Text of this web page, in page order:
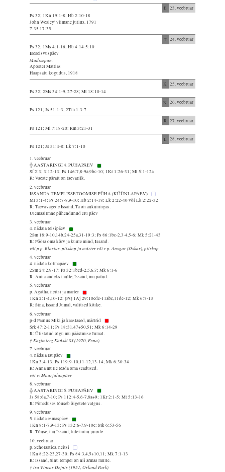
E 23. veebruar
Ps 32; 1Kn 19:1-8; Hb 2:10-18
John Wesley' viimane jutlus, 1791
7:35 17:35
T 24. veebruar
Ps 32; 1Ms 4:1-16; Hb 4:14-5:10
Iseseisvuspäev
Madisepäev
Apostel Mattias
Haapsalu kogudus, 1918
K 25. veebruar
Ps 32; 2Ms 34:1-9, 27-28; Mt 18:10-14
N 26. veebruar
Ps 121; Js 51:1-3; 2Tm 1:3-7
R 27. veebruar
Ps 121; Mi 7:18-20; Rm 3:21-31
L
28. veebruar
Ps 121; Js 51:4-8; Lk 7:1-10
1. veebruar
╬ AASTARINGI 4. PÜHAPÄEV
Sf 2:3; 3:12-13; Ps 146:7,8-9a,9bc-10; 1Kr 1:26-31; Mt 5:1-12a
R: Vaeste päralt on taevariik.
2. veebruar
ISSANDA TEMPLISSETOOMISE PÜHA (KÜÜNLAPÄEV)
Ml 3:1-4; Ps 24:7-8,9-10; Hb 2:14-18; Lk 2:22-40 või Lk 2:22-32
R: Taevavägede Issand, Ta on aukuningas.
Ülemaailmne pühendunud elu päev
3. veebruar
4. nädala teisipäev
2Sm 18:9-10,14b,24-25a,31-19:3; Ps 86:1bc-2,3-4,5-6; Mk 5:21-43
R: Pööra oma kõrv ja kuule mind, Issand.
või p p. Blasius, piiskop ja märter või v p. Ansgar (Oskar), piiskop
4. veebruar
4. nädala kolmapäev
2Sm 24:2,9-17; Ps 32:1bcd-2,5,6,7; Mk 6:1-6
R: Anna andeks mulle, Issand, mu patud.
5. veebruar
p. Agatha, neitsi ja märter
1Kn 2:1-4,10-12; [Ps] 1Aj 29:10cde-11abc,11de-12; Mk 6:7-13
R: Sina, Issand Jumal, valitsed kõike.
6. veebruar
p-d Paulus Miki ja kaaslased, märtrid
Srk 47:2-11; Ps 18:31,47+50,51; Mk 6:14-29
R: Ülistatud olgu mu päästmise Jumal.
† Kazimierz Kański SJ (1970, Esna)
7. veebruar
4. nädala laupäev
1Kn 3:4-13; Ps 119:9-10,11-12,13-14; Mk 6:30-34
R: Anna mulle teada oma seadused.
või v: Maarjalaupäev
8. veebruar
╬ AASTARINGI 5. PÜHAPÄEV
Js 58:6a,7-10; Ps 112:4-5,6-7,8a+9; 1Kr 2:1-5; Mt 5:13-16
R: Pimeduses tõuseb õigetele valgus.
9. veebruar
5. nädala esmaspäev
1Kn 8:1-7,9-13; Ps 132:6-7,9-10c; Mk 6:53-56
R: Tõuse, mu Issand, tule minu juurde.
10. veebruar
p. Scholastica, neitsi
1Kn 8:22-23,27-30; Ps 84:3,4,5+10,11; Mk 7:1-13
R: Issand, Sinu tempel on nii armas mulle.
† isa Vincas Dejnis (1951, Orland Park)